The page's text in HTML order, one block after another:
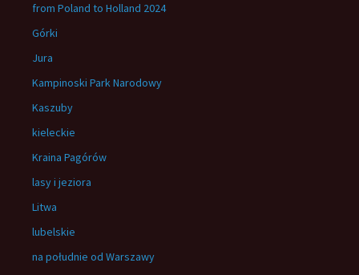
from Poland to Holland 2024
Górki
Jura
Kampinoski Park Narodowy
Kaszuby
kieleckie
Kraina Pagórów
lasy i jeziora
Litwa
lubelskie
na południe od Warszawy